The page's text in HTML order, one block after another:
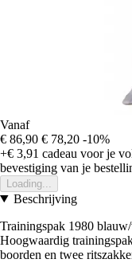
Vanaf
€ 86,90 € 78,20 -10%
+€ 3,91 cadeau voor je
bevestiging van je
Loading...
Beschrijving
Trainingspak 1980
Hoogwaardig
boorden en twee